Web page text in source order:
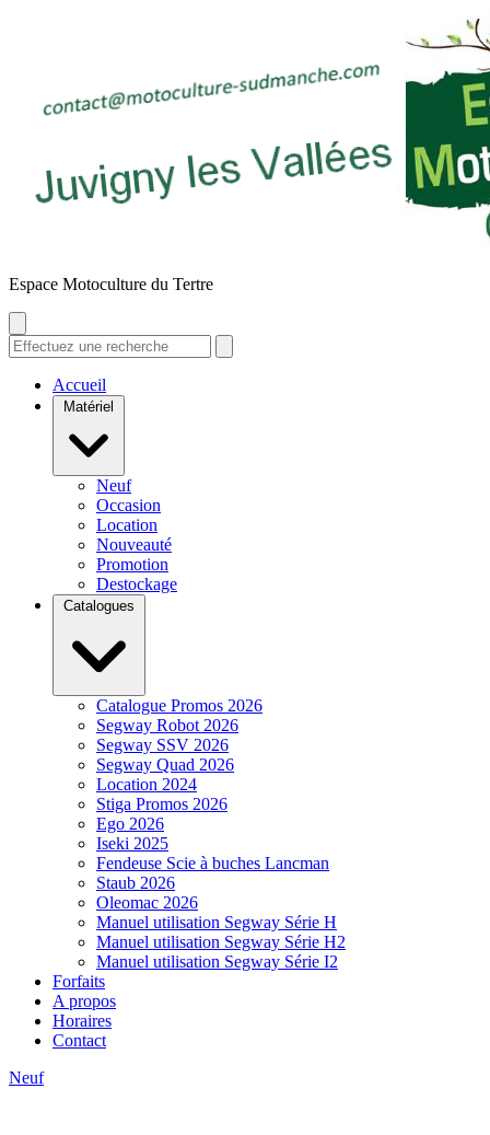
Espace Motoculture du Tertre
Accueil
Matériel
Neuf
Occasion
Location
Nouveauté
Promotion
Destockage
Catalogues
Catalogue Promos 2026
Segway Robot 2026
Segway SSV 2026
Segway Quad 2026
Location 2024
Stiga Promos 2026
Ego 2026
Iseki 2025
Fendeuse Scie à buches Lancman
Staub 2026
Oleomac 2026
Manuel utilisation Segway Série H
Manuel utilisation Segway Série H2
Manuel utilisation Segway Série I2
Forfaits
A propos
Horaires
Contact
Neuf